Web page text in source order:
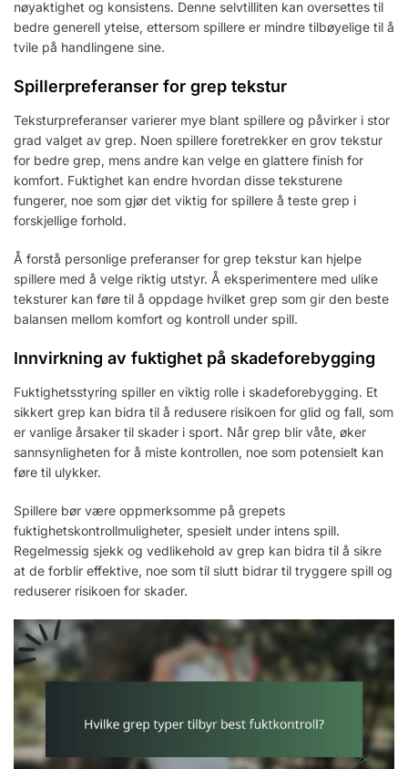
nøyaktighet og konsistens. Denne selvtilliten kan oversettes til
bedre generell ytelse, ettersom spillere er mindre tilbøyelige til å
tvile på handlingene sine.
Spillerpreferanser for grep tekstur
Teksturpreferanser varierer mye blant spillere og påvirker i stor
grad valget av grep. Noen spillere foretrekker en grov tekstur
for bedre grep, mens andre kan velge en glattere finish for
komfort. Fuktighet kan endre hvordan disse teksturene
fungerer, noe som gjør det viktig for spillere å teste grep i
forskjellige forhold.
Å forstå personlige preferanser for grep tekstur kan hjelpe
spillere med å velge riktig utstyr. Å eksperimentere med ulike
teksturer kan føre til å oppdage hvilket grep som gir den beste
balansen mellom komfort og kontroll under spill.
Innvirkning av fuktighet på skadeforebygging
Fuktighetsstyring spiller en viktig rolle i skadeforebygging. Et
sikkert grep kan bidra til å redusere risikoen for glid og fall, som
er vanlige årsaker til skader i sport. Når grep blir våte, øker
sannsynligheten for å miste kontrollen, noe som potensielt kan
føre til ulykker.
Spillere bør være oppmerksomme på grepets
fuktighetskontrollmuligheter, spesielt under intens spill.
Regelmessig sjekk og vedlikehold av grep kan bidra til å sikre
at de forblir effektive, noe som til slutt bidrar til tryggere spill og
reduserer risikoen for skader.